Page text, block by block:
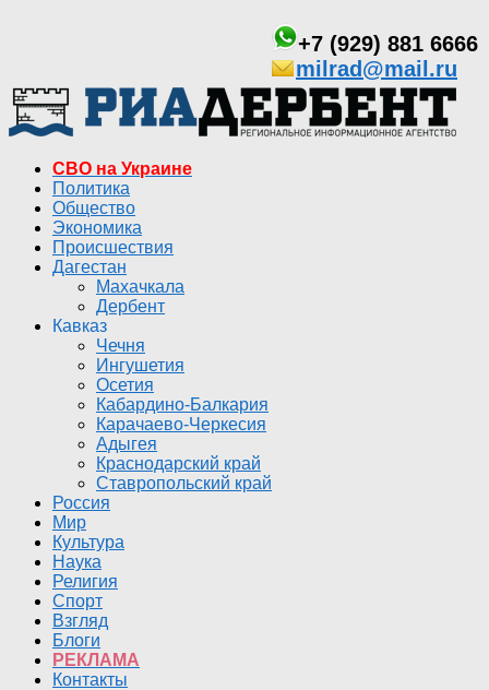
+7 (929) 881 6666
milrad@mail.ru
СВО на Украине
Политика
Общество
Экономика
Происшествия
Дагестан
Махачкала
Дербент
Кавказ
Чечня
Ингушетия
Осетия
Кабардино-Балкария
Карачаево-Черкесия
Адыгея
Краснодарский край
Ставропольский край
Россия
Мир
Культура
Наука
Религия
Спорт
Взгляд
Блоги
РЕКЛАМА
Контакты